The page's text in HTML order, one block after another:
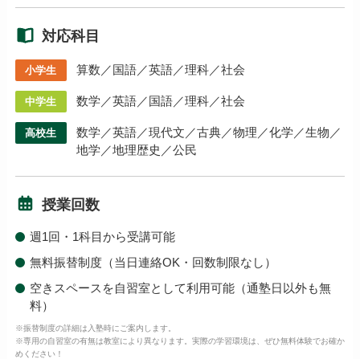
対応科目
小学生 算数／国語／英語／理科／社会
中学生 数学／英語／国語／理科／社会
高校生
数学／英語／現代文／古典／物理／化学／生物／
地学／地理歴史／公民
授業回数
週1回・1科目から受講可能
無料振替制度（当日連絡OK・回数制限なし）
空きスペースを自習室として利用可能（通塾日以外も無
料）
※振替制度の詳細は入塾時にご案内します。
※専用の自習室の有無は教室により異なります。実際の学習環境は、ぜひ無料体験でお確か
めください！